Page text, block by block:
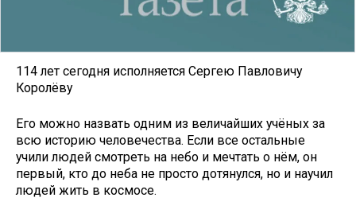
114 лет сегодня исполняется Сергею Павловичу
Королёву
Его можно назвать одним из величайших учёных за
всю историю человечества. Если все остальные
учили людей смотреть на небо и мечтать о нём, он
первый, кто до неба не просто дотянулся, но и научил
людей жить в космосе.